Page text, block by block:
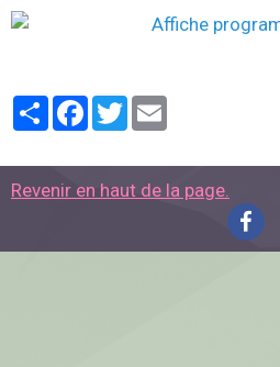
PartagerFacebook
Twitter
Revenir en haut de la page.